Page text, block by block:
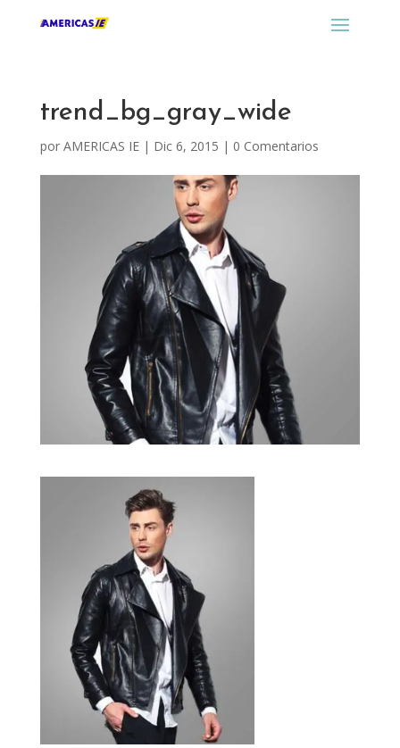
trend_bg_gray_wide
por AMERICAS IE| Dic 6, 2015 | 0 Comentarios